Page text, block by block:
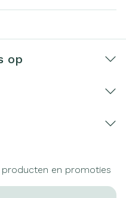
op
en promoties